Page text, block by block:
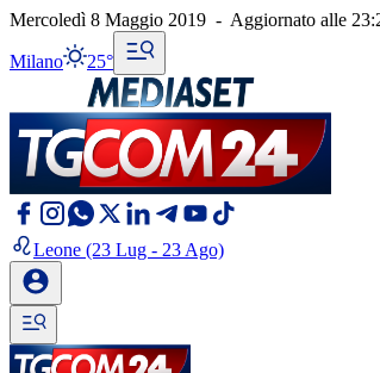
Mercoledì 8 Maggio 2019 - Aggiornato alle
Milano 25°
Leone (23 Lug - 23 Ago)